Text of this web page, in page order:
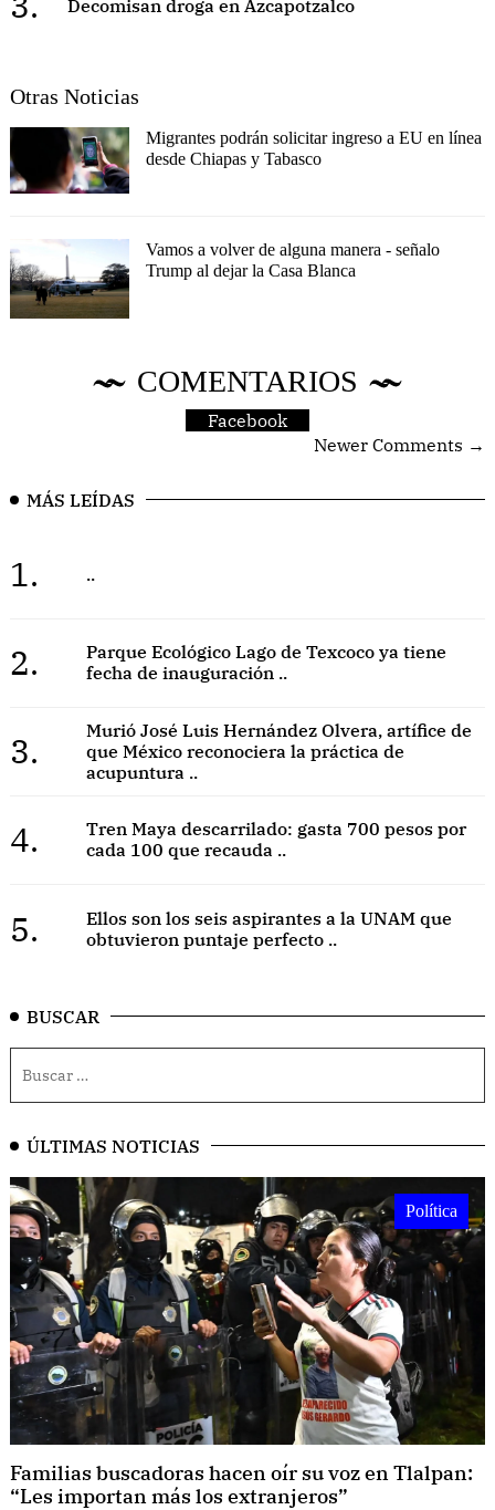
Decomisan droga en Azcapotzalco
Otras Noticias
Migrantes podrán solicitar ingreso a EU en línea
desde Chiapas y Tabasco
Vamos a volver de alguna manera - señalo
Trump al dejar la Casa Blanca
COMENTARIOS
Facebook
Newer Comments →
MÁS LEÍDAS
1. ..
2.
Parque Ecológico Lago de Texcoco ya tiene
fecha de inauguración ..
3.
Murió José Luis Hernández Olvera, artífice de
que México reconociera la práctica de
acupuntura ..
4.
Tren Maya descarrilado: gasta 700 pesos por
cada 100 que recauda ..
5.
Ellos son los seis aspirantes a la UNAM que
obtuvieron puntaje perfecto ..
BUSCAR
ÚLTIMAS NOTICIAS
Política
Familias buscadoras hacen oír su voz en Tlalpan:
“Les importan más los extranjeros”